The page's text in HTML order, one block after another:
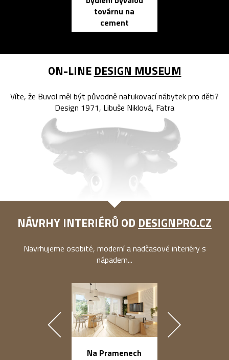
továrnu na
cement
ON-LINE DESIGN MUSEUM
Víte, že Buvol měl být původně nafukovací nábytek pro děti?
Design 1971, Libuše Niklová, Fatra
NÁVRHY INTERIÉRŮ OD DESIGNPRO.CZ
Navrhujeme osobité, moderní a nadčasové interiéry s
nápadem...
Na Pramenech